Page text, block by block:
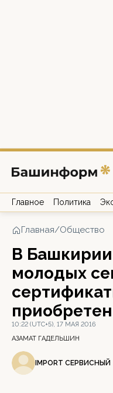
Главное Политика
Главная/Общество
В
молодых
10:22 (UTC+5), 17 МАЯ 2016
АЗАМАТ ГАДЕЛЬШИН
IMPORT СЕРВИСНЫЙ